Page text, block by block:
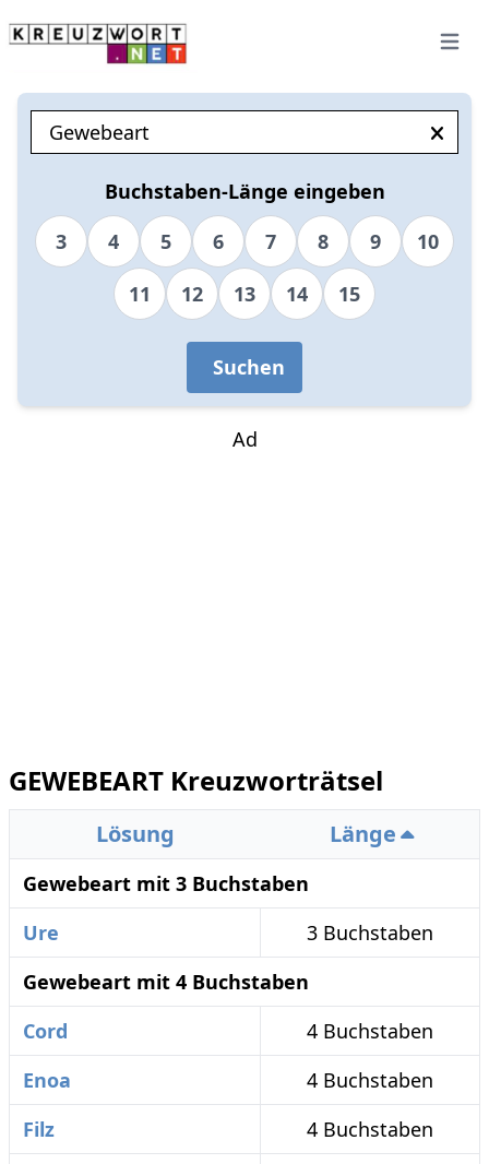
Open
Buchstaben-Länge eingeben
3
4 5 6 7 8 9
10
11
12 13 14 15
Suchen
Ad
GEWEBEART Kreuzworträtsel
Lösung Länge
Gewebeart mit 3 Buchstaben
Ure
3 Buchstaben
Gewebeart mit 4 Buchstaben
Cord
4 Buchstaben
Enoa
4 Buchstaben
Filz
4 Buchstaben